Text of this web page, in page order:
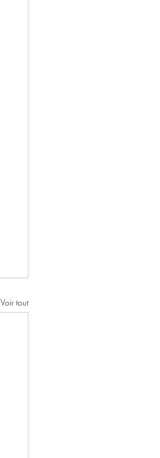
Voir tout